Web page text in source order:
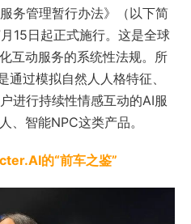
务管理暂行办法》（以下简
15日起正式施行。这是全球
互动服务的系统性法规。所
通过模拟自然人人格特征、
进行持续性情感互动的AI服
、 智能NPC这类产品。
的“前车之鉴”